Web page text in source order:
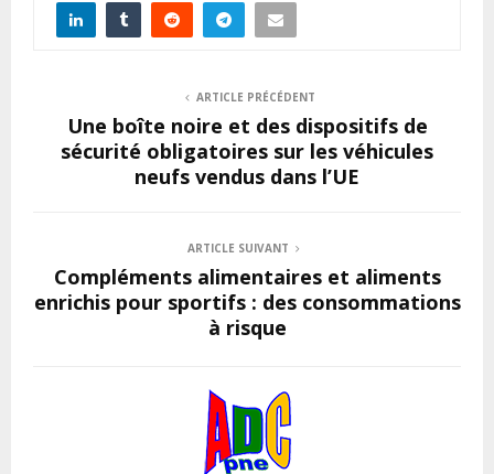
ARTICLE PRÉCÉDENT
Une boîte noire et des dispositifs de
sécurité obligatoires sur les véhicules
neufs vendus dans l’UE
ARTICLE SUIVANT
Compléments alimentaires et aliments
enrichis pour sportifs : des consommations
à risque